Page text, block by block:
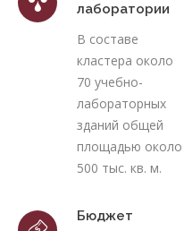
лаборатории
В составе
кластера около
70 учебно-
лабораторных
зданий общей
площадью около
500 тыс. кв. м.
Бюджет